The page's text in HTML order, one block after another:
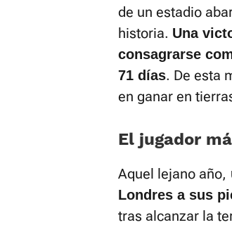
de un estadio
historia. Una
consagrarse
71 días. De esta
en ganar en
El jugador
Aquel lejano año,
Londres a sus
tras alcanzar la